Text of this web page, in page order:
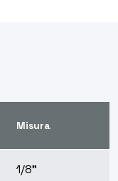
Misura
1/8"